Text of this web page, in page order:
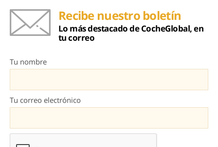
Recibe nuestro boletín
Lo más destacado de CocheGlobal, en
tu correo
Tu nombre
Tu correo electrónico